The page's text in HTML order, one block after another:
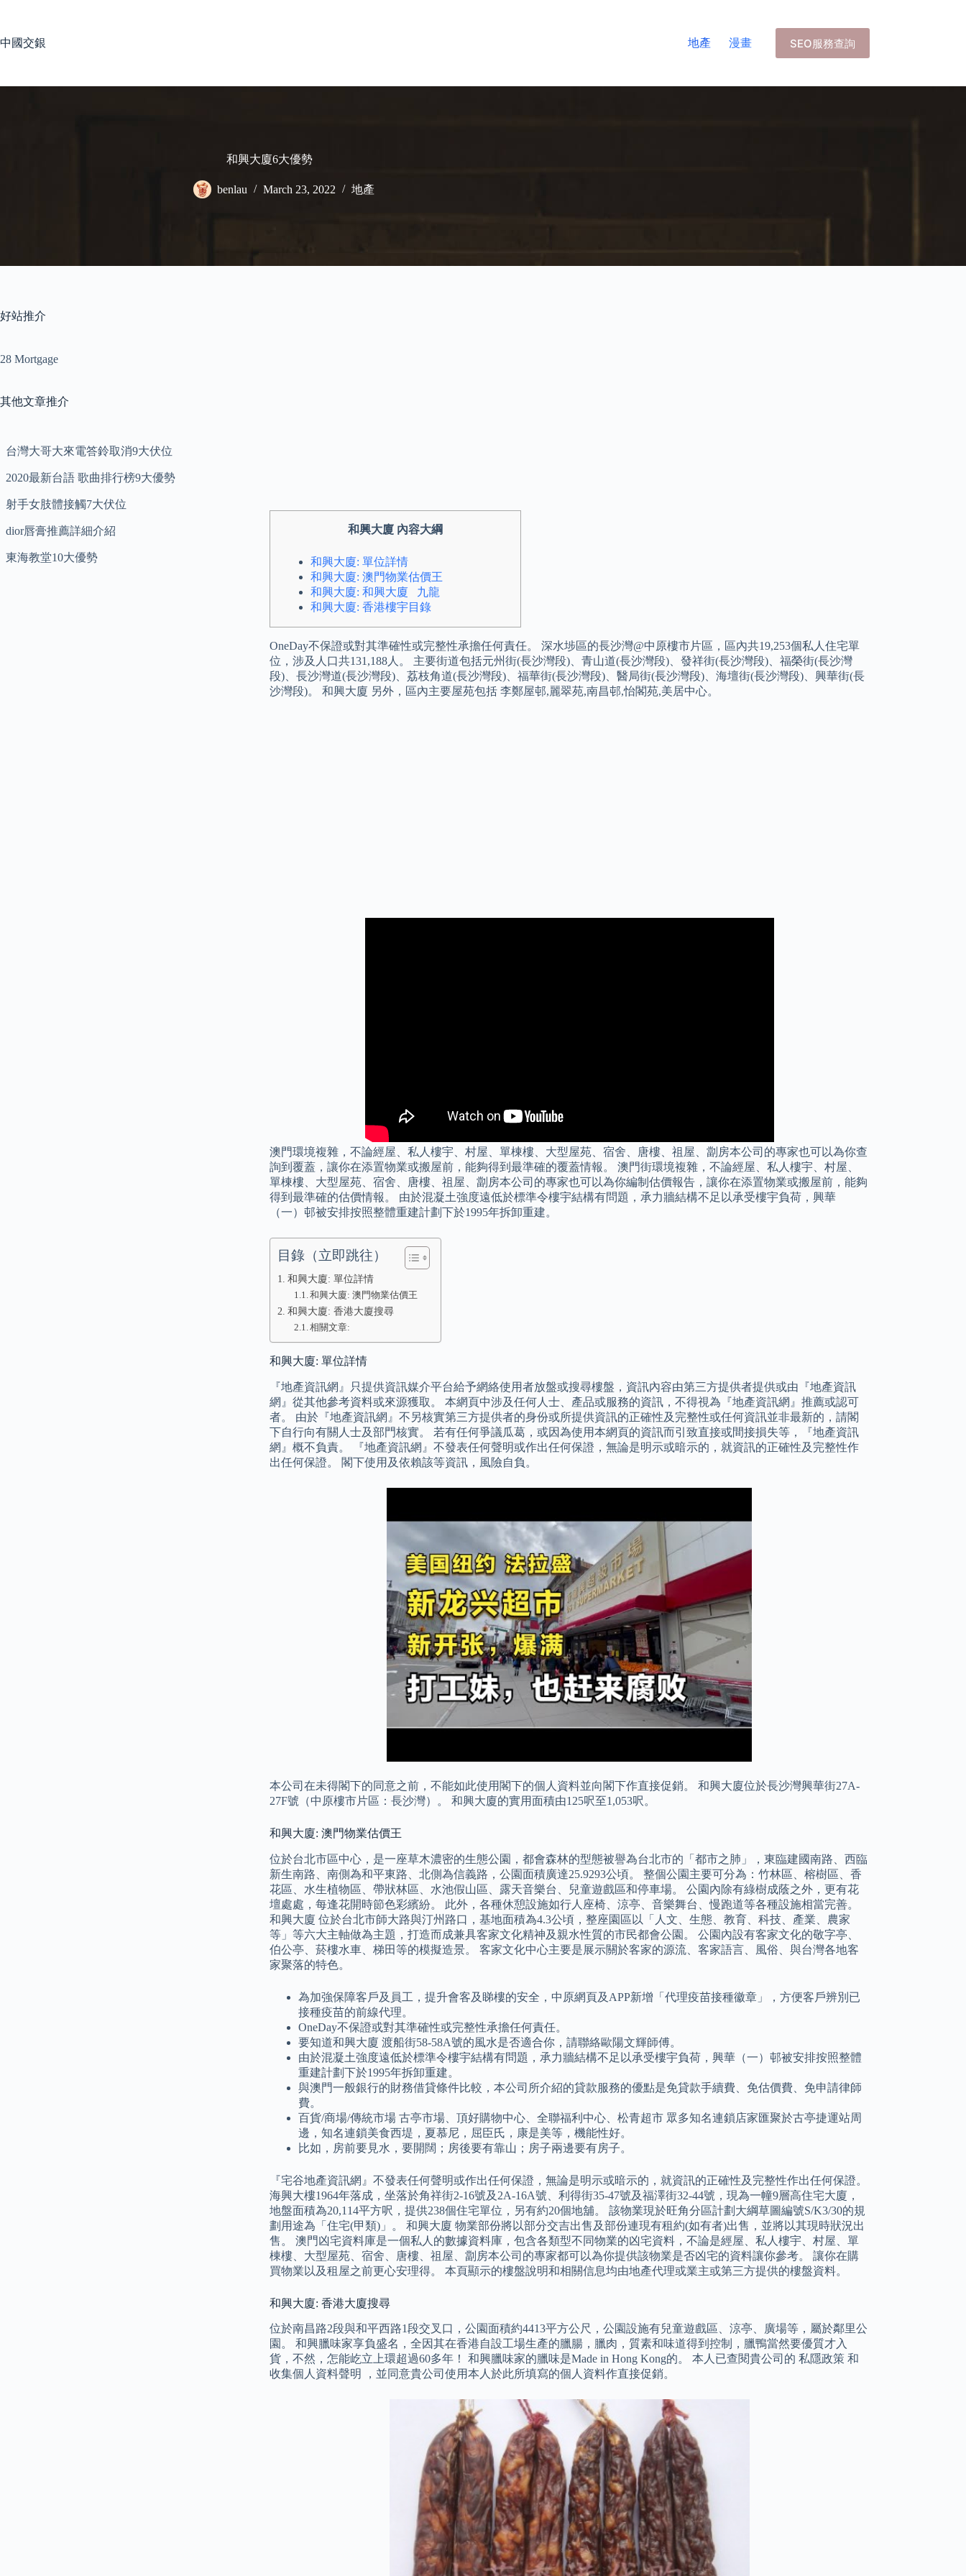
中國交銀
地產 漫畫 SEO服務查詢
和興大廈6大優勢
benlau March 23, 2022 地產
和興大廈 內容大綱
和興大廈: 單位詳情
和興大廈: 澳門物業估價王
和興大廈: 和興大廈 九龍
和興大廈: 香港樓宇目錄
OneDay不保證或對其準確性或完整性承擔任何責任。 深水埗區的長沙灣@中原樓市片區，區內共19,253個私人住宅單
位，涉及人口共131,188人。 主要街道包括元州街(長沙灣段)、青山道(長沙灣段)、發祥街(長沙灣段)、福榮街(長沙灣
段)、長沙灣道(長沙灣段)、荔枝角道(長沙灣段)、福華街(長沙灣段)、醫局街(長沙灣段)、海壇街(長沙灣段)、興華街(長
沙灣段)。 和興大廈 另外，區內主要屋苑包括 李鄭屋邨,麗翠苑,南昌邨,怡閣苑,美居中心。
澳門環境複雜，不論經屋、私人樓宇、村屋、單棟樓、大型屋苑、宿舍、唐樓、祖屋、劏房本公司的專家也可以為你查
詢到覆蓋，讓你在添置物業或搬屋前，能夠得到最準確的覆蓋情報。 澳門街環境複雜，不論經屋、私人樓宇、村屋、
單棟樓、大型屋苑、宿舍、唐樓、祖屋、劏房本公司的專家也可以為你編制估價報告，讓你在添置物業或搬屋前，能夠
得到最準確的估價情報。 由於混凝土強度遠低於標準令樓宇結構有問題，承力牆結構不足以承受樓宇負荷，興華
（一）邨被安排按照整體重建計劃下於1995年拆卸重建。
目錄（立即跳往）
和興大廈: 單位詳情
和興大廈: 澳門物業估價王
和興大廈: 香港大廈搜尋
相關文章:
和興大廈: 單位詳情
『地產資訊網』只提供資訊媒介平台給予網絡使用者放盤或搜尋樓盤，資訊內容由第三方提供者提供或由『地產資訊
網』從其他參考資料或來源獲取。 本網頁中涉及任何人士、產品或服務的資訊，不得視為『地產資訊網』推薦或認可
者。 由於『地產資訊網』不另核實第三方提供者的身份或所提供資訊的正確性及完整性或任何資訊並非最新的，請閣
下自行向有關人士及部門核實。 若有任何爭議瓜葛，或因為使用本網頁的資訊而引致直接或間接損失等，『地產資訊
網』概不負責。 『地產資訊網』不發表任何聲明或作出任何保證，無論是明示或暗示的，就資訊的正確性及完整性作
出任何保證。 閣下使用及依賴該等資訊，風險自負。
本公司在未得閣下的同意之前，不能如此使用閣下的個人資料並向閣下作直接促銷。 和興大廈位於長沙灣興華街27A-
27F號（中原樓市片區：長沙灣）。 和興大廈的實用面積由125呎至1,053呎。
和興大廈: 澳門物業估價王
位於台北市區中心，是一座草木濃密的生態公園，都會森林的型態被譽為台北市的「都市之肺」，東臨建國南路、西臨
新生南路、南側為和平東路、北側為信義路，公園面積廣達25.9293公頃。 整個公園主要可分為：竹林區、榕樹區、香
花區、水生植物區、帶狀林區、水池假山區、露天音樂台、兒童遊戲區和停車場。 公園內除有綠樹成蔭之外，更有花
壇處處，每逢花開時節色彩繽紛。 此外，各種休憩設施如行人座椅、涼亭、音樂舞台、慢跑道等各種設施相當完善。
和興大廈 位於台北市師大路與汀州路口，基地面積為4.3公頃，整座園區以「人文、生態、教育、科技、產業、農家
等」等六大主軸做為主題，打造而成兼具客家文化精神及親水性質的市民都會公園。 公園內設有客家文化的敬字亭、
伯公亭、菸樓水車、梯田等的模擬造景。 客家文化中心主要是展示關於客家的源流、客家語言、風俗、與台灣各地客
家聚落的特色。
為加強保障客戶及員工，提升會客及睇樓的安全，中原網頁及APP新增「代理疫苗接種徽章」，方便客戶辨別已
接種疫苗的前線代理。
OneDay不保證或對其準確性或完整性承擔任何責任。
要知道和興大廈 渡船街58-58A號的風水是否適合你，請聯絡歐陽文輝師傅。
由於混凝土強度遠低於標準令樓宇結構有問題，承力牆結構不足以承受樓宇負荷，興華（一）邨被安排按照整體
重建計劃下於1995年拆卸重建。
與澳門一般銀行的財務借貸條件比較，本公司所介紹的貸款服務的優點是免貸款手續費、免估價費、免申請律師
費。
百貨/商場/傳統市場 古亭市場、頂好購物中心、全聯福利中心、松青超市 眾多知名連鎖店家匯聚於古亭捷運站周
邊，知名連鎖美食西堤，夏慕尼，屈臣氏，康是美等，機能性好。
比如，房前要見水，要開闊；房後要有靠山；房子兩邊要有房子。
『宅谷地產資訊網』不發表任何聲明或作出任何保證，無論是明示或暗示的，就資訊的正確性及完整性作出任何保證。
海興大樓1964年落成，坐落於角祥街2-16號及2A-16A號、利得街35-47號及福澤街32-44號，現為一幢9層高住宅大廈，
地盤面積為20,114平方呎，提供238個住宅單位，另有約20個地舖。 該物業現於旺角分區計劃大綱草圖編號S/K3/30的規
劃用途為「住宅(甲類)」。 和興大廈 物業部份將以部分交吉出售及部份連現有租約(如有者)出售，並將以其現時狀況出
售。 澳門凶宅資料庫是一個私人的數據資料庫，包含各類型不同物業的凶宅資料，不論是經屋、私人樓宇、村屋、單
棟樓、大型屋苑、宿舍、唐樓、祖屋、劏房本公司的專家都可以為你提供該物業是否凶宅的資料讓你參考。 讓你在購
買物業以及租屋之前更心安理得。 本頁顯示的樓盤說明和相關信息均由地產代理或業主或第三方提供的樓盤資料。
和興大廈: 香港大廈搜尋
位於南昌路2段與和平西路1段交叉口，公園面積約4413平方公尺，公園設施有兒童遊戲區、涼亭、廣場等，屬於鄰里公
園。 和興臘味家享負盛名，全因其在香港自設工場生產的臘腸，臘肉，質素和味道得到控制，臘鴨當然要優質才入
貨，不然，怎能屹立上環超過60多年！ 和興臘味家的臘味是Made in Hong Kong的。 本人已查閱貴公司的 私隱政策 和
收集個人資料聲明 ，並同意貴公司使用本人於此所填寫的個人資料作直接促銷。
好站推介
28 Mortgage
其他文章推介
台灣大哥大來電答鈴取消9大伏位
2020最新台語 歌曲排行榜9大優勢
射手女肢體接觸7大伏位
dior唇膏推薦詳細介紹
東海教堂10大優勢